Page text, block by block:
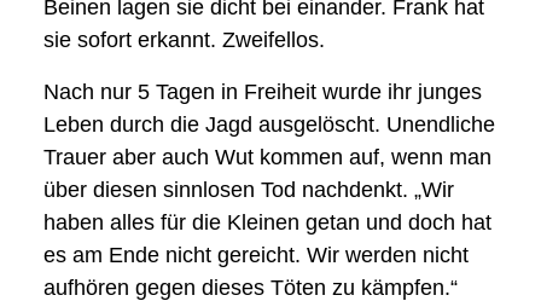
Beinen lagen sie dicht bei einander. Frank hat
sie sofort erkannt. Zweifellos.
Nach nur 5 Tagen in Freiheit wurde ihr junges
Leben durch die Jagd ausgelöscht. Unendliche
Trauer aber auch Wut kommen auf, wenn man
über diesen sinnlosen Tod nachdenkt. „Wir
haben alles für die Kleinen getan und doch hat
es am Ende nicht gereicht. Wir werden nicht
aufhören gegen dieses Töten zu kämpfen.“